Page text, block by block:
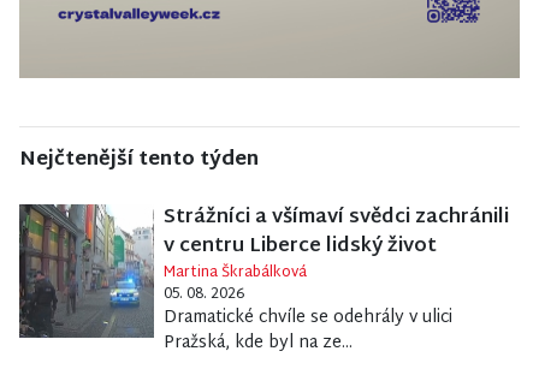
Nejčtenější tento týden
Strážníci a všímaví svědci zachránili
v centru Liberce lidský život
Martina Škrabálková
05. 08. 2026
Dramatické chvíle se odehrály v ulici
Pražská, kde byl na ze...